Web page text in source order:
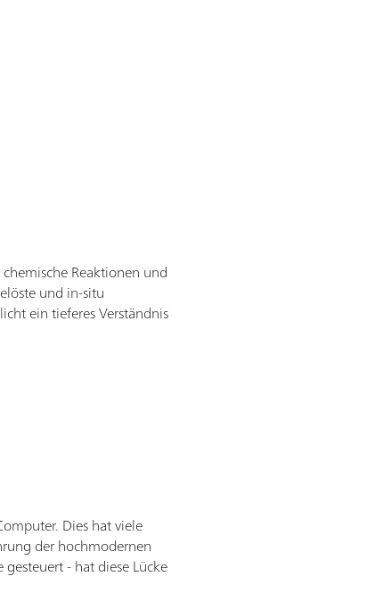
Reaktionen und
und in-situ
ein tieferes Verständnis
Dies hat viele
der hochmodernen
- hat diese Lücke